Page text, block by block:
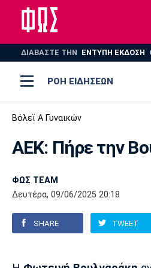
ΔΙΑΒΑΣΤΕ THN ΕΝΤΥΠΗ ΕΚΔΟΣΗ
ΡΟΗ ΕΙΔΗΣΕΩΝ
ΠΟΔΟΣΦΑΙΡΟ
ΒΟΛΕΪ
AUTO-MOTO PLUS
Ποδόσφαιρο
Super League 1
Super League 2
Ελλάδα
Μπάσκετ
Ελλάδα
EuroLeague
Ολυμπιακοί Αγώνες
ΠόλοΠαναθηναϊκός
Βόλεϊ Α Γυναικών
ΑΕΚ: Πήρε την
ΦΩΣ TEAM
Δευτέρα, 09/06/2025 20:18
SHARE TWEET